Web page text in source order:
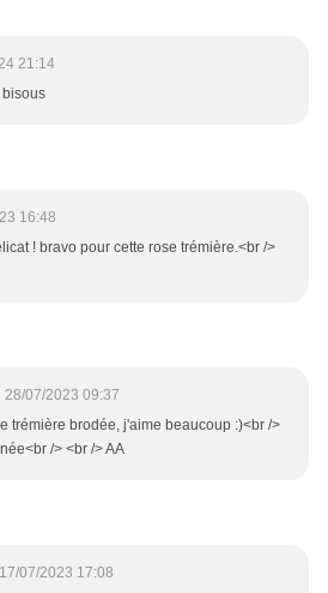
21:14
bisous
16:48
! bravo pour cette rose trémière.<br />
28/07/2023 09:37
trémière brodée, j'aime beaucoup :)<br />
/> <br /> AA
17/07/2023 17:08